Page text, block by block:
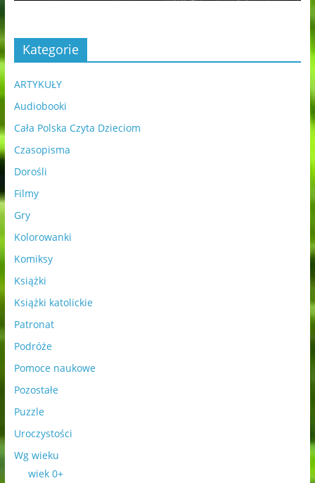
Kategorie
ARTYKUŁY
Audiobooki
Cała Polska Czyta Dzieciom
Czasopisma
Dorośli
Filmy
Gry
Kolorowanki
Komiksy
Książki
Książki katolickie
Patronat
Podróże
Pomoce naukowe
Pozostałe
Puzzle
Uroczystości
Wg wieku
wiek 0+